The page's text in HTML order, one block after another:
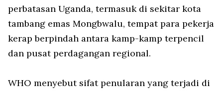
perbatasan Uganda, termasuk di sekitar kota
tambang emas Mongbwalu, tempat para pekerja
kerap berpindah antara kamp-kamp terpencil
dan pusat perdagangan regional.
WHO menyebut sifat penularan yang terjadi di